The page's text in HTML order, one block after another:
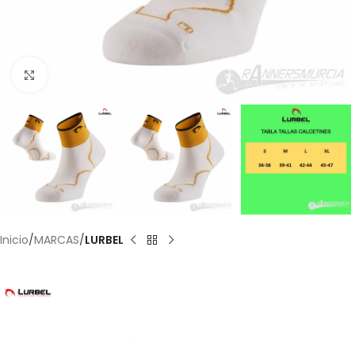
Inicio MARCAS LURBEL